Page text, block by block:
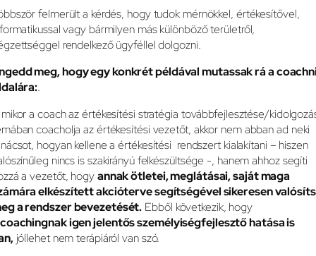
felmerült a kérdés, hogy tudok mérnökkel, értékesítővel,
vagy bármilyen más különböző területről,
rendelkező ügyféllel dolgozni.
meg, hogy egy konkrét példával mutassak rá a
.
a coach az értékesítési stratégia továbbfejlesztése/
coacholja az értékesítési vezetőt, akkor nem abban ad neki
hogyan kellene a értékesítési rendszert kialakítani – hiszen
nincs is szakirányú felkészültsége -, hanem ahhoz segíti
a vezetőt, hogyannak ötletei, meglátásai, saját maga
elkészített akcióterve segítségével sikeresen
a rendszer bevezetését. Ebből következik, hogy
coachingnak igen jelentős személyiségfejlesztő hatása is
jóllehet nem terápiáról van szó.